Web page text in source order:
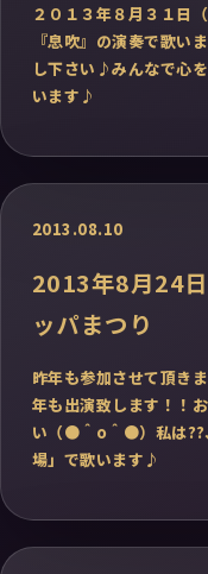
２０１３年８月３１日
『息吹』の演奏で歌い
し下さい♪みんなで心
います♪
2013.08.10
2013年8月24
ッパまつり
昨年も参加させて頂き
年も出演致します！！
い（●＾o＾●）私は??
場」で歌います♪